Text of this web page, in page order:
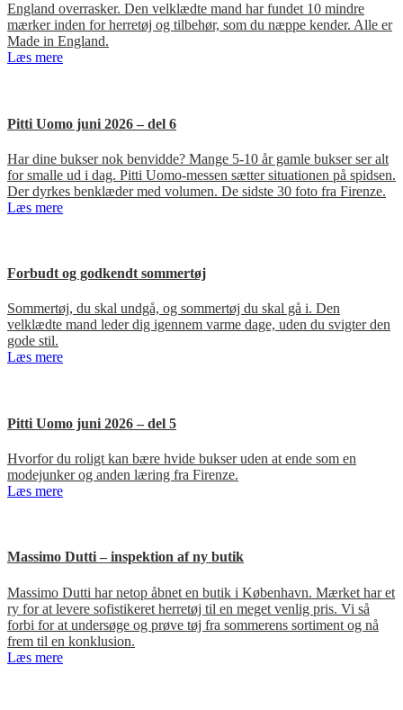
England overrasker. Den velklædte mand har fundet 10 mindre
mærker inden for herretøj og tilbehør, som du næppe kender. Alle er
Made in England.
Læs mere
Pitti Uomo juni 2026 – del 6
Har dine bukser nok benvidde? Mange 5-10 år gamle bukser ser alt
for smalle ud i dag. Pitti Uomo-messen sætter situationen på spidsen.
Der dyrkes benklæder med volumen. De sidste 30 foto fra Firenze.
Læs mere
Forbudt og godkendt sommertøj
Sommertøj, du skal undgå, og sommertøj du skal gå i. Den
velklædte mand leder dig igennem varme dage, uden du svigter den
gode stil.
Læs mere
Pitti Uomo juni 2026 – del 5
Hvorfor du roligt kan bære hvide bukser uden at ende som en
modejunker og anden læring fra Firenze.
Læs mere
Massimo Dutti – inspektion af ny butik
Massimo Dutti har netop åbnet en butik i København. Mærket har et
ry for at levere sofistikeret herretøj til en meget venlig pris. Vi så
forbi for at undersøge og prøve tøj fra sommerens sortiment og nå
frem til en konklusion.
Læs mere